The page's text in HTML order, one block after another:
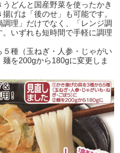
どんと国産野菜を使ったかき
げは「後のせ」も可能です。
理」だけでなく、「レンジ調
いずれも短時間で手軽に調理
種（玉ねぎ・人参・じゃがい
を200gから180gに変更しま